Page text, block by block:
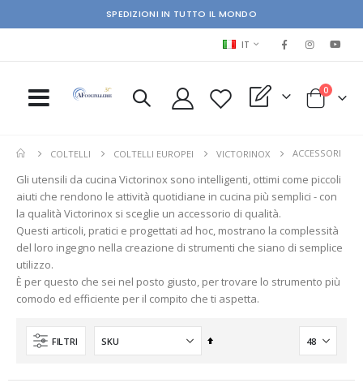
SPEDIZIONI IN TUTTO IL MONDO
LINGUA
IT
My Quote Cart
0elementi
COLTELLI COLTELLI EUROPEI VICTORINOX ACCESSORI
Gli utensili da cucina Victorinox sono intelligenti, ottimi come piccoli
aiuti che rendono le attività quotidiane in cucina più semplici - con
la qualità Victorinox si sceglie un accessorio di qualità.
Questi articoli, pratici e progettati ad hoc, mostrano la complessità
del loro ingegno nella creazione di strumenti che siano di semplice
utilizzo.
È per questo che sei nel posto giusto, per trovare lo strumento più
comodo ed efficiente per il compito che ti aspetta.
FILTRI
Imposta